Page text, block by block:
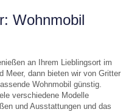
Wohnmobil
an Ihrem Lieblingsort im
Meer, dann bieten wir von Gritter
Wohnmobil günstig.
verschiedene Modelle
und Ausstattungen und das